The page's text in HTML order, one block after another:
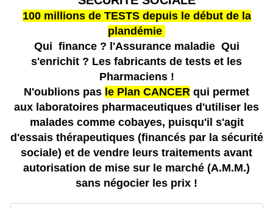
100 millions de TESTS depuis le début de la
plandémie
Qui finance ? l'Assurance maladie Qui
s'enrichit ? Les fabricants de tests et les
Pharmaciens !
N'oublions pas le Plan CANCER qui permet
aux laboratoires pharmaceutiques d'utiliser les
malades comme cobayes, puisqu'il s'agit
d'essais thérapeutiques (financés par la sécurité
sociale) et de vendre leurs traitements avant
autorisation de mise sur le marché (A.M.M.)
sans négocier les prix !